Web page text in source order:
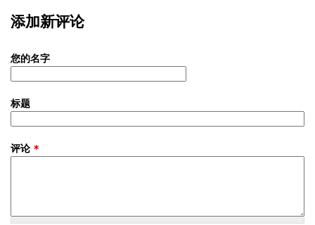
添加新评论
您的名字
标题
评论 *